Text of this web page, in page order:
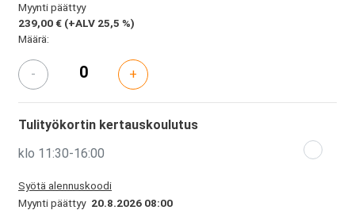
Myynti päättyy
239,00 € (+ALV 25,5 %)
Määrä:
- +
Tulityökortin kertauskoulutus
klo 11:30-16:00
Syötä alennuskoodi
Myynti päättyy 20.8.2026 08:00